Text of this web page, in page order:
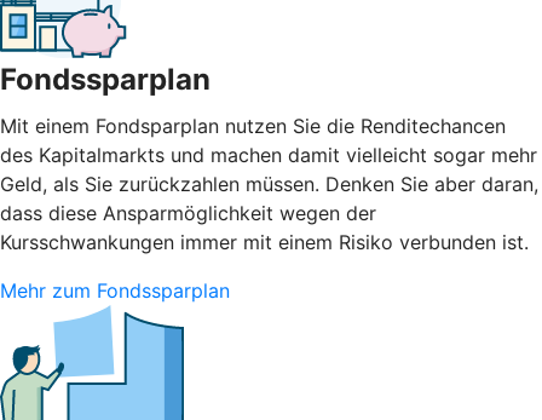
Fondssparplan
Mit einem Fondsparplan nutzen Sie die Renditechancen
des Kapitalmarkts und machen damit vielleicht sogar mehr
Geld, als Sie zurückzahlen müssen. Denken Sie aber daran,
dass diese Ansparmöglichkeit wegen der
Kursschwankungen immer mit einem Risiko verbunden ist.
Mehr zum Fondssparplan